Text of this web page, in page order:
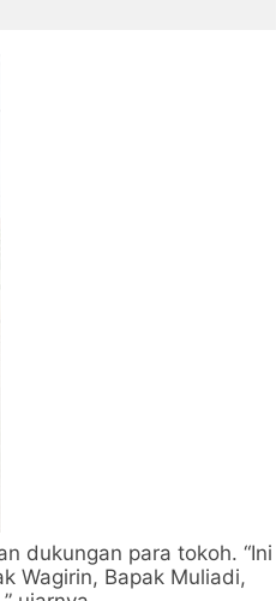
dukungan para tokoh. “Ini
Wagirin, Bapak Muliadi,